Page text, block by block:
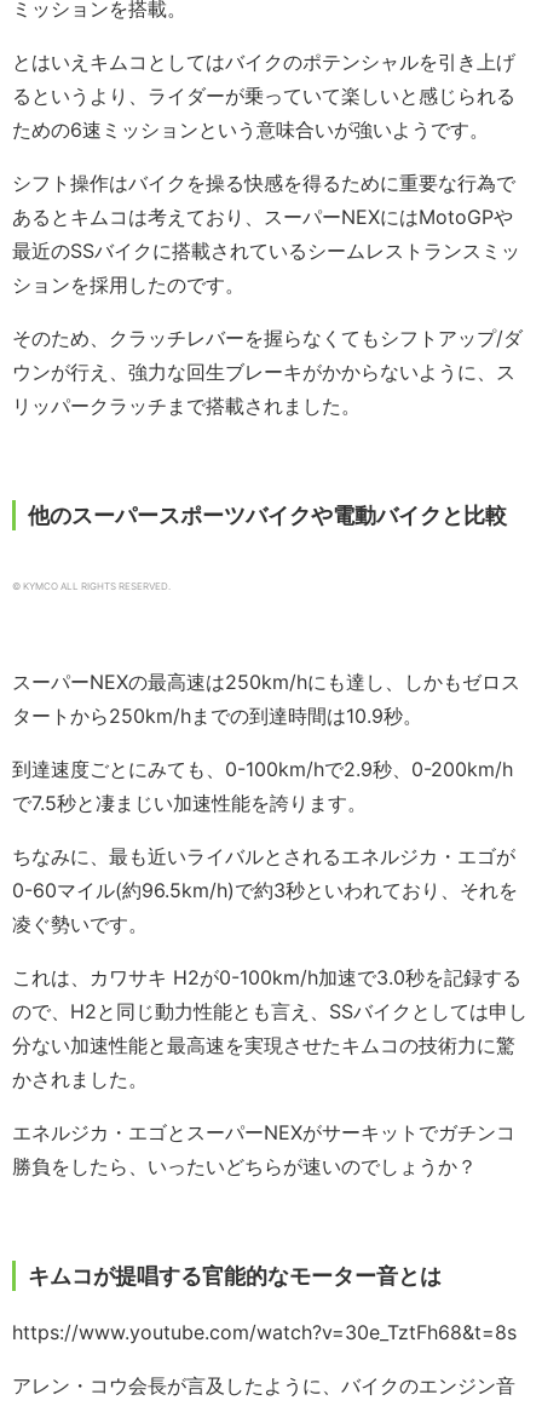
ミッションを搭載。
とはいえキムコとしてはバイクのポテンシャルを引き上げ
るというより、ライダーが乗っていて楽しいと感じられる
ための6速ミッションという意味合いが強いようです。
シフト操作はバイクを操る快感を得るために重要な行為で
あるとキムコは考えており、スーパーNEXにはMotoGPや
最近のSSバイクに搭載されているシームレストランスミッ
ションを採用したのです。
そのため、クラッチレバーを握らなくてもシフトアップ/ダ
ウンが行え、強力な回生ブレーキがかからないように、ス
リッパークラッチまで搭載されました。
他のスーパースポーツバイクや電動バイクと比較
© KYMCO ALL RIGHTS RESERVED.
スーパーNEXの最高速は250km/hにも達し、しかもゼロス
タートから250km/hまでの到達時間は10.9秒。
到達速度ごとにみても、0-100km/hで2.9秒、0-200km/h
で7.5秒と凄まじい加速性能を誇ります。
ちなみに、最も近いライバルとされるエネルジカ・エゴが
0-60マイル(約96.5km/h)で約3秒といわれており、それを
凌ぐ勢いです。
これは、カワサキ H2が0-100km/h加速で3.0秒を記録する
ので、H2と同じ動力性能とも言え、SSバイクとしては申し
分ない加速性能と最高速を実現させたキムコの技術力に驚
かされました。
エネルジカ・エゴとスーパーNEXがサーキットでガチンコ
勝負をしたら、いったいどちらが速いのでしょうか？
キムコが提唱する官能的なモーター音とは
https://www.youtube.com/watch?v=30e_TztFh68&t=8s
アレン・コウ会長が言及したように、バイクのエンジン音